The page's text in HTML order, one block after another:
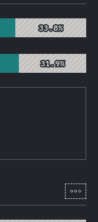
33.8%
33.8%
31.9%
31.9%
[zh-